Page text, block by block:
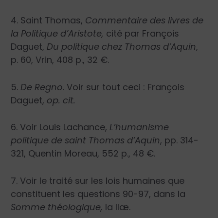
4. Saint Thomas, Commentaire des livres de
la Politique d’Aristote, cité par François
Daguet, Du politique chez Thomas d’Aquin,
p. 60, Vrin, 408 p., 32 €.
5. De Regno. Voir sur tout ceci : François
Daguet, op. cit.
6. Voir Louis Lachance, L’humanisme
politique de saint Thomas d’Aquin, pp. 314-
321, Quentin Moreau, 552 p., 48 €.
7. Voir le traité sur les lois humaines que
constituent les questions 90-97, dans la
Somme théologique, Ia IIæ.